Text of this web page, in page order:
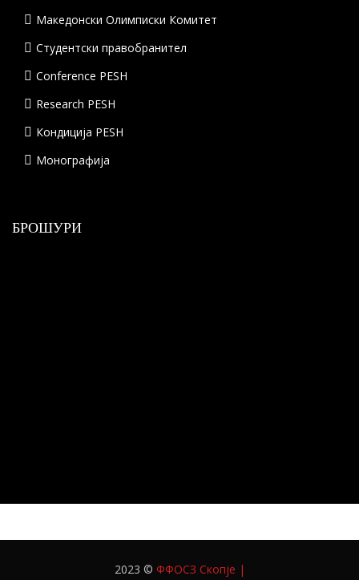
Македонски Олимписки Комитет
Студентски правобранител
Conference PESH
Research PESH
Кондиција PESH
Монографија
БРОШУРИ
2023 © ФФОСЗ Скопје |